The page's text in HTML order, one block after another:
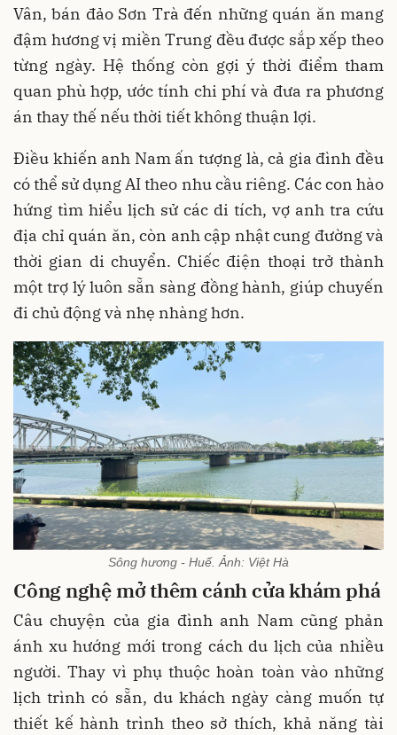
Vân, bán đảo Sơn Trà đến những quán ăn mang
đậm hương vị miền Trung đều được sắp xếp theo
từng ngày. Hệ thống còn gợi ý thời điểm tham
quan phù hợp, ước tính chi phí và đưa ra phương
án thay thế nếu thời tiết không thuận lợi.
Điều khiến anh Nam ấn tượng là, cả gia đình đều
có thể sử dụng AI theo nhu cầu riêng. Các con hào
hứng tìm hiểu lịch sử các di tích, vợ anh tra cứu
địa chỉ quán ăn, còn anh cập nhật cung đường và
thời gian di chuyển. Chiếc điện thoại trở thành
một trợ lý luôn sẵn sàng đồng hành, giúp chuyến
đi chủ động và nhẹ nhàng hơn.
Sông hương - Huế. Ảnh: Việt Hà
Công nghệ mở thêm cánh cửa khám phá
Câu chuyện của gia đình anh Nam cũng phản
ánh xu hướng mới trong cách du lịch của nhiều
người. Thay vì phụ thuộc hoàn toàn vào những
lịch trình có sẵn, du khách ngày càng muốn tự
thiết kế hành trình theo sở thích, khả năng tài